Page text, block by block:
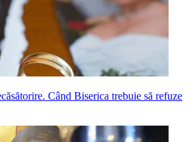
Când Biserica trebuie să refuze